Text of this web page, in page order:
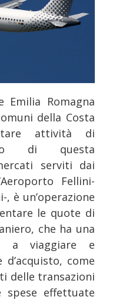
Emilia Romagna
della Costa
attività di
di questa
serviti dai
Fellini-
, è un’operazione
le quote di
che ha una
a viaggiare e
come
delle transazioni
spese effettuate